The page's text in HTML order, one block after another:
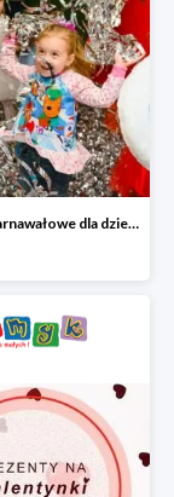
Kostiumy karnawałowe dla dzieci w Smyku do -40%